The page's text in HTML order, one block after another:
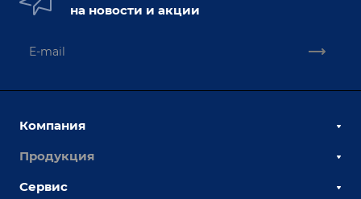
на новости и акции
Компания
О компании
Продукция
Сборочно-сварочные столы
Сервис